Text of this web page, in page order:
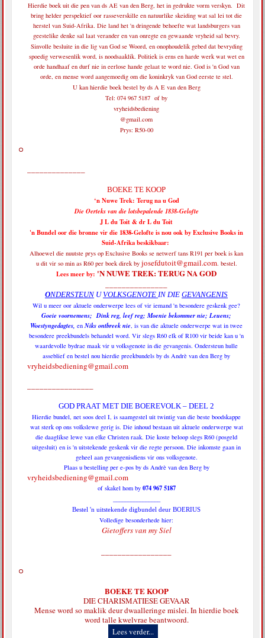
Hierdie boek uit die pen van ds AE van den Berg, het in gedrukte vorm verskyn. Dit
bring helder perspektief oor rasseverskille en natuurlike skeiding wat sal lei tot die
herstel van Suid-Afrika. Die land het 'n dringende behoefte wat landsburgers van
geestelike denke sal laat verander en van onregte en gewaande vryheid sal bevry.
Sinvolle besluite in die lig van God se Woord, en onophoudelik gebed dat bevryding
spoedig verwesenlik word, is noodsaaklik. Politiek is erns en harde werk wat wet en
orde handhaaf en durf nie in eerlose hande gelaat te word nie. God is 'n God van
orde, en mense word aangemoedig om die koninkryk van God eerste te stel.
U kan hierdie boek bestel by ds A E van den Berg
Tel: 074 967 5187 of by
vryheidsbediening
@gmail.com
Prys: R50-00
BOEKE TE KOOP
‘n Nuwe Trek: Terug na u God
Die Oerteks van die lotsbepalende 1838-Gelofte
J L du Toit & dr L du Toit
'n Bundel oor die bronne vir die 1838-Gelofte is nou ook by Exclusive Books in
Suid-Afrika beskikbaar:
Alhoewel die nuutste prys op Exclusive Books se netwerf tans R191 per boek is kan
u dit vir so min as R60 per boek direk by josefdutoit@gmail.com. bestel.
Lees meer by: 'N NUWE TREK: TERUG NA GOD
ONDERSTEUN UVOLKSGENOTE IN DIE GEVANGENIS
Wil u meer oor aktuele onderwerpe lees of vir iemand 'n besondere geskenk gee?
Goeie voornemens; Dink reg, leef reg; Moenie bekommer nie; Leuens;
Woestyngedagtes, enNiks ontbreek nie, is van die aktuele onderwerpe wat in twee
besondere preekbundels behandel word. Vir slegs R60 elk of R100 vir beide kan u 'n
waardevolle bydrae maak vir u volksgenote in die gevangenis. Ondersteun hulle
asseblief en bestel nou hierdie preekbundels by ds Andrè van den Berg by
vryheidsbediening@gmail.com
GOD PRAAT MET DIE BOEREVOLK – DEEL 2
Hierdie bundel, net soos deel I, is saamgestel uit twintig van die beste boodskappe
wat sterk op ons volkslewe gerig is. Die inhoud bestaan uit aktuele onderwerpe wat
die daaglikse lewe van elke Christen raak. Die koste beloop slegs R60 (posgeld
uitgesluit) en is 'n uitstekende geskenk vir die regte persoon. Die inkomste gaan in
geheel aan gevangenisdiens vir ons volksgenote.
Plaas u bestelling per e-pos by ds Andrè van den Berg by
vryheidsbediening@gmail.com
of skakel hom by 074 967 5187
Bestel 'n uitstekende digbundel deur BOERIUS
Volledige besonderhede hier:
Gietoffers van my Siel
BOEKE TE KOOP
DIE CHARISMATIESE GEVAAR
Mense word so maklik deur dwaalleringe mislei. In hierdie boek
word talle kwelvrae beantwoord.
Lees verder...